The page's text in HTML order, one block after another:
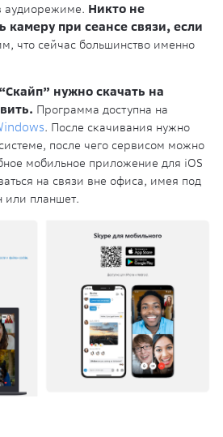
аудиорежиме. Никто не
камеру при сеансе связи, если
что сейчас большинство именно
нужно скачать на
Программа доступна на
. После скачивания нужно
после чего сервисом можно
мобильное приложение для iOS
на связи вне офиса, имея под
или планшет.